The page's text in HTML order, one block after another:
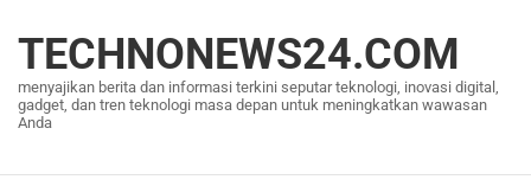
konten
(Tekan
Enter)
TECHNONEWS24.COM
menyajikan berita dan informasi terkini seputar teknologi, inovasi digital,
gadget, dan tren teknologi masa depan untuk meningkatkan wawasan
Anda